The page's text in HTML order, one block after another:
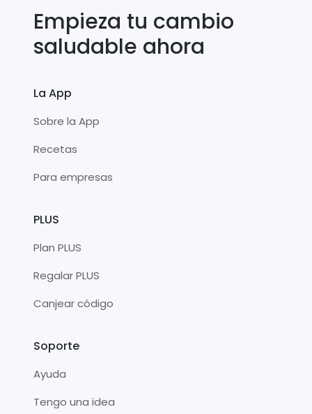
Empieza tu cambio
saludable ahora
La App
Sobre la App
Recetas
Para empresas
PLUS
Plan PLUS
Regalar PLUS
Canjear código
Soporte
Ayuda
Tengo una idea